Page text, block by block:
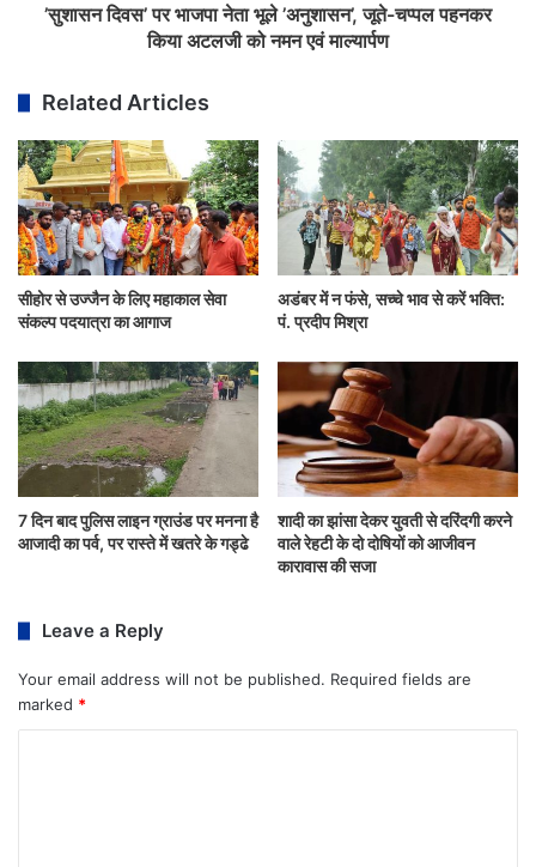
’सुशासन दिवस’ पर भाजपा नेता भूले ’अनुशासन’, जूते-चप्पल पहनकर
किया अटलजी को नमन एवं माल्यार्पण
Related Articles
सीहोर से उज्जैन के लिए महाकाल सेवा
संकल्प पदयात्रा का आगाज
अडंबर में न फंसे, सच्चे भाव से करें भक्ति:
पं. प्रदीप मिश्रा
7 दिन बाद पुलिस लाइन ग्राउंड पर मनना है
आजादी का पर्व, पर रास्ते में खतरे के गड्ढे
शादी का झांसा देकर युवती से दरिंदगी करने
वाले रेहटी के दो दोषियों को आजीवन
कारावास की सजा
Leave a Reply
Your email address will not be published. Required fields are
marked *